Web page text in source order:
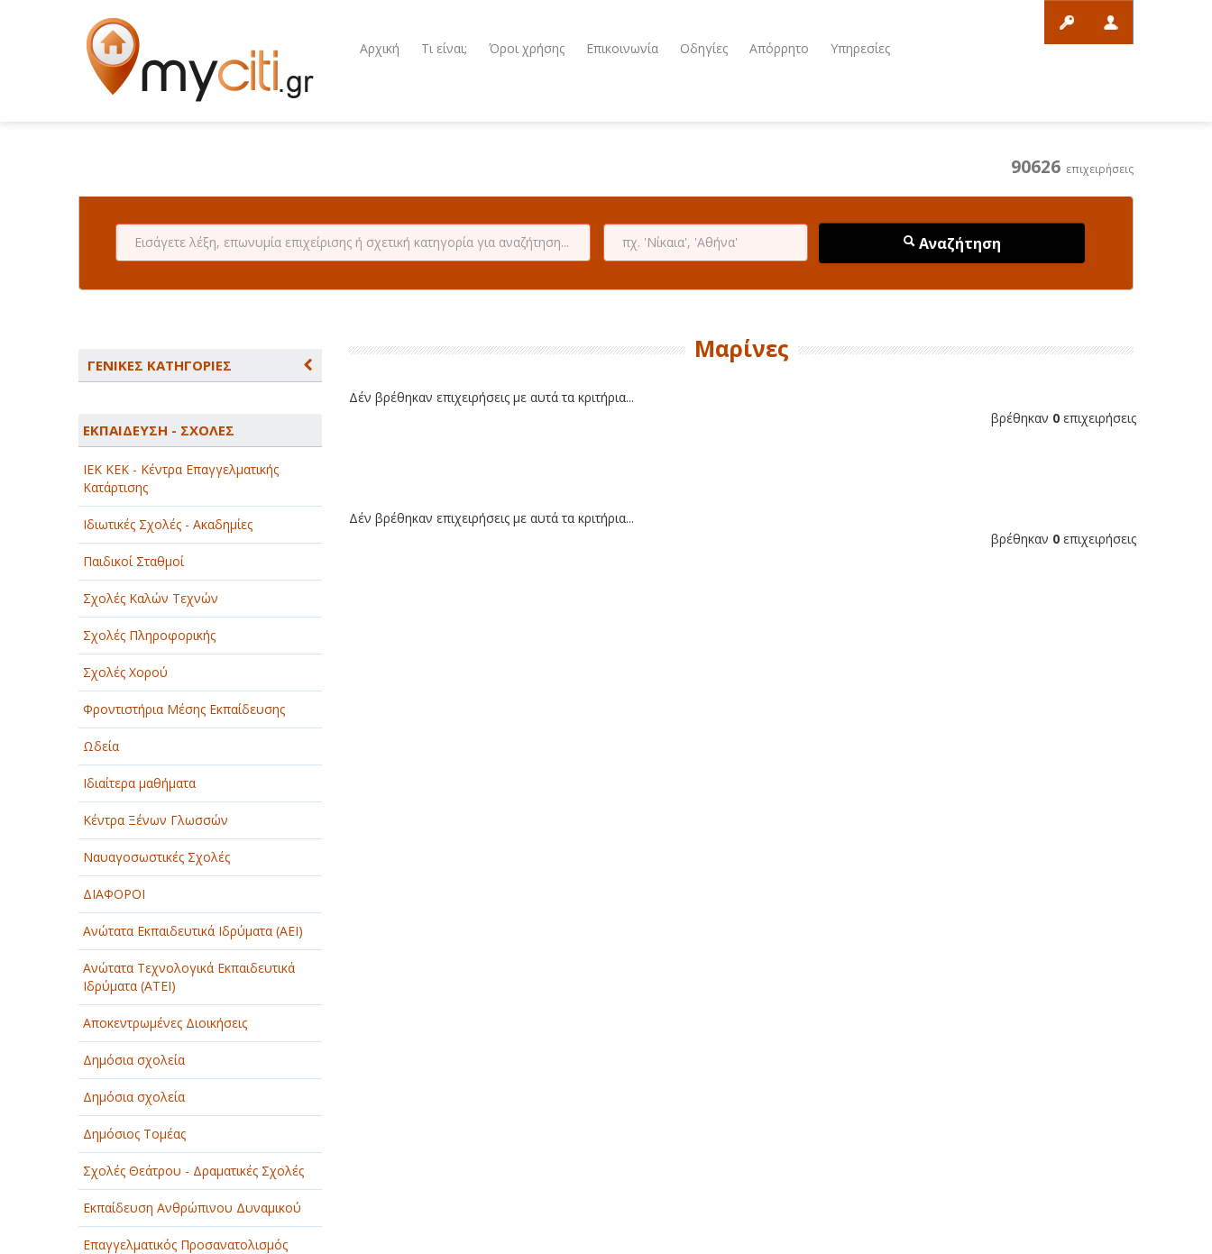
Αρχική Τι είναι; Όροι χρήσης Επικοινωνία Οδηγίες Απόρρητο Υπηρεσίες
90626 επιχειρήσεις
Αναζήτηση
ΓΕΝΙΚΕΣ ΚΑΤΗΓΟΡΙΕΣ
ΑΘΛΗΤΙΣΜΟΣ
ΑΥΤΟΚΙΝΗΤΑ - ΜΗΧΑΝΕΣ - ΣΚΑΦΗ
ΔΙΑΣΚΕΔΑΣΗ - ΨΥΧΑΓΩΓΙΑ - ΤΕΧΝΕΣ
ΔΙΑΦΗΜΙΣΗ - ΜΜΕ
ΕΚΚΛΗΣΙΕΣ - ΦΙΛΑΝΘΡΩΠΙΚΑ
ΣΩΜΑΤΕΙΑ
ΕΚΠΑΙΔΕΥΣΗ - ΣΧΟΛΕΣ
ΕΜΠΟΡΙΟ - ΕΜΠΟΡΙΚΑ ΚΑΤΑΣΤΗΜΑΤΑ
ΕΡΓΟΣΤΑΣΙΑ - ΒΙΟΜΗΧΑΝΙΕΣ
ΞΕΝΟΔΟΧΕΙΑ - ΤΟΥΡΙΣΜΟΣ
ΟΜΟΡΦΙΑ
ΠΑΡΟΧΗ ΥΠΗΡΕΣΙΩΝ
ΤΕΧΝΙΚΑ - ΚΑΤΑΣΚΕΥΑΣΤΙΚΑ
ΤΕΧΝΟΛΟΓΙΑ
ΥΓΕΙΑ - ΙΑΤΡΟΙ
ΦΑΓΗΤΟ
ΕΚΠΑΙΔΕΥΣΗ - ΣΧΟΛΕΣ
ΙEK KEK - Κέντρα Επαγγελματικής
Κατάρτισης
Ιδιωτικές Σχολές - Ακαδημίες
Παιδικοί Σταθμοί
Σχολές Καλών Τεχνών
Σχολές Πληροφορικής
Σχολές Χορού
Φροντιστήρια Μέσης Εκπαίδευσης
Ωδεία
Ιδιαίτερα μαθήματα
Κέντρα Ξένων Γλωσσών
Ναυαγοσωστικές Σχολές
ΔΙΑΦΟΡΟΙ
Ανώτατα Εκπαιδευτικά Ιδρύματα (ΑΕΙ)
Ανώτατα Τεχνολογικά Εκπαιδευτικά
Ιδρύματα (ΑΤΕΙ)
Αποκεντρωμένες Διοικήσεις
Δημόσια σχολεία
Δημόσια σχολεία
Δημόσιος Τομέας
Σχολές Θεάτρου - Δραματικές Σχολές
Εκπαίδευση Ανθρώπινου Δυναμικού
Επαγγελματικός Προσανατολισμός
Μαρίνες
Δέν βρέθηκαν επιχειρήσεις με αυτά τα κριτήρια...
βρέθηκαν 0 επιχειρήσεις
Δέν βρέθηκαν επιχειρήσεις με αυτά τα κριτήρια...
βρέθηκαν 0 επιχειρήσεις